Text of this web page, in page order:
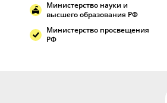
Министерство науки и
высшего образования РФ
Министерство просвещения
РФ